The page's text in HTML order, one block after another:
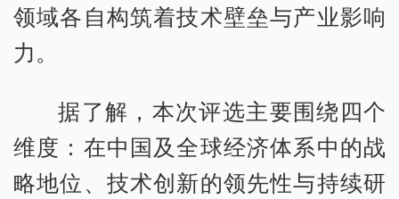
领域各自构筑着技术壁垒与产业影响
力。
据了解，本次评选主要围绕四个
维度：在中国及全球经济体系中的战
略地位、技术创新的领先性与持续研